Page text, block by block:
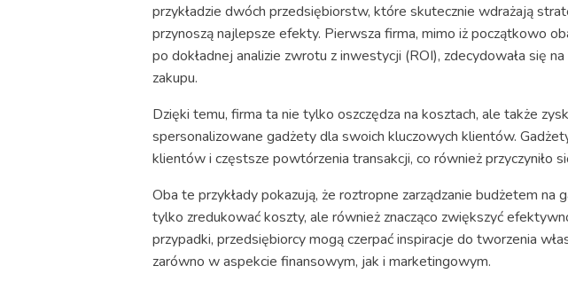
przykładzie dwóch przedsiębiorstw, które skutecznie wdrażają
przynoszą najlepsze efekty. Pierwsza firma, mimo iż początkowo
po dokładnej analizie zwrotu z inwestycji (ROI), zdecydowała się
zakupu.
Dzięki temu, firma ta nie tylko oszczędza na kosztach, ale także
spersonalizowane gadżety dla swoich kluczowych klientów.
klientów i częstsze powtórzenia transakcji, co również przyczyniło
Oba te przykłady pokazują, że roztropne zarządzanie budżetem
tylko zredukować koszty, ale również znacząco zwiększyć
przypadki, przedsiębiorcy mogą czerpać inspiracje do tworzenia
zarówno w aspekcie finansowym, jak i marketingowym.